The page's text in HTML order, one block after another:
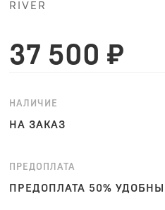
RIVER
37 500 ₽
НАЛИЧИЕ
НА ЗАКАЗ
ПРЕДОПЛАТА
ПРЕДОПЛАТА 50%